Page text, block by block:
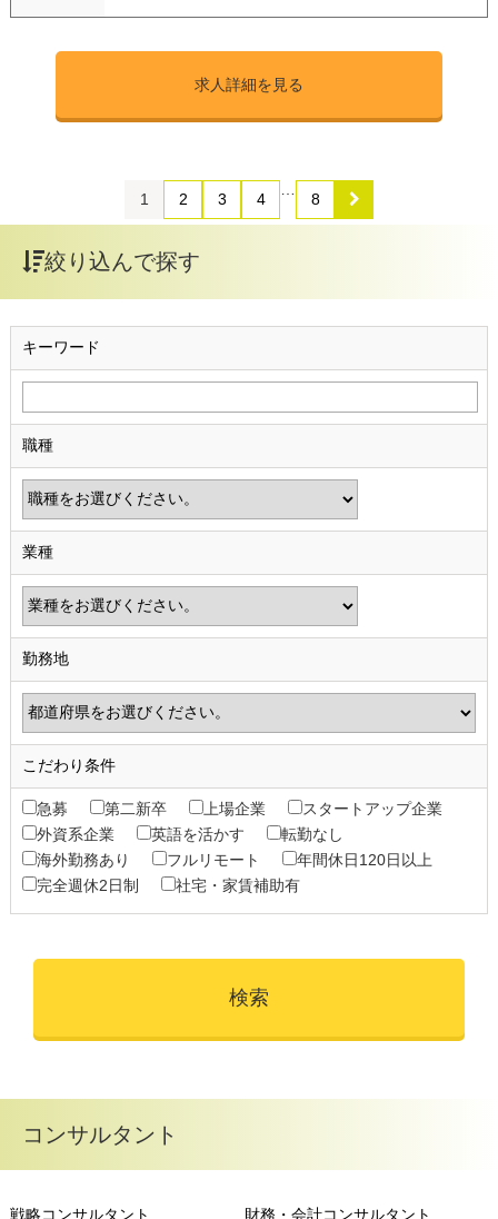
求人詳細を見る
1 2 3 4 8
絞り込んで探す
キーワード
職種
業種
勤務地
こだわり条件
急募 第二新卒 上場企業
スタートアップ企業
外資系企業
英語を活かす
転勤なし
海外勤務あり
フルリモート
年間休日120日以上
完全週休2日制
社宅・家賃補助有
コンサルタント
戦略コンサルタント 財務・会計コンサルタント